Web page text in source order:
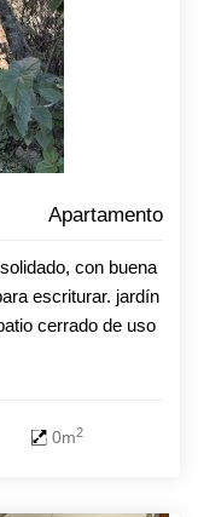
Apartamento
con buena
escriturar. jardín
cerrado de uso
que te regala
esta unidad de 3
con el amplio
0m2